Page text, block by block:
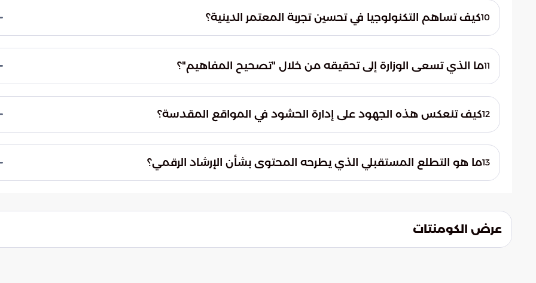
على أداء العبادات بيسر وسهولة دون تعقيد.10كيف تساهم التكنولوجيا في تحسين تجربة المعتمر الدينية؟
مما يسهل الحصول على التوجيه في أي وقت. 11ما الذي تسعى الوزارة إلى تحقيقه من خلال "تصحيح المفاهيم"؟
تكون العبادة صحيحة وموافقة للأصول الشرعية المعتبرة.12كيف تنعكس هذه الجهود على إدارة الحشود في المواقع المقدسة؟
المعتمرين بشكل استباقي يمنع التكدس الناتج عن الحيرة. 13ما هو التطلع المستقبلي الذي يطرحه المحتوى بشأن الإرشاد الرقمي؟
عرض الكومنتات